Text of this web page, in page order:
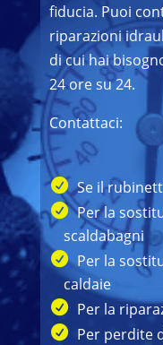
fiducia. Puoi
riparazioni
di cui hai
24 ore su 24.
Contattaci:
Se il
Per la
scaldabagni
Per la
caldaie
Per la
Per perdite